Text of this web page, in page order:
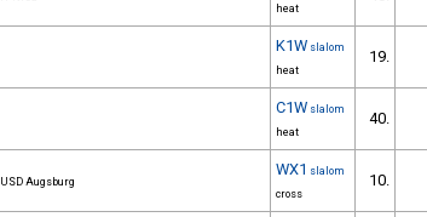
heat
K1W slalom
heat
19.
C1W slalom
heat
40.
USD Augsburg
WX1 slalom
cross
10.